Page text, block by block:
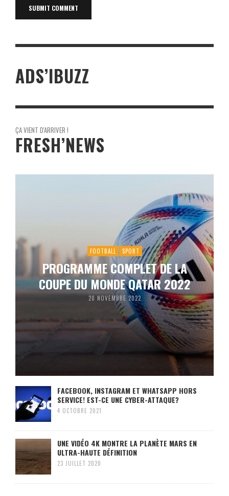
ADS’IBUZZ
ÇA VIENT D'ARRIVER !
FRESH’NEWS
FOOTBALL SPORT
PROGRAMME COMPLET DE LA
COUPE DU MONDE QATAR 2022
20 NOVEMBRE 2022
FACEBOOK, INSTAGRAM ET WHATSAPP HORS
SERVICE! EST-CE UNE CYBER-ATTAQUE?
4 OCTOBRE 2021
UNE VIDÉO 4K MONTRE LA PLANÈTE MARS EN
ULTRA-HAUTE DÉFINITION
23 JUILLET 2020